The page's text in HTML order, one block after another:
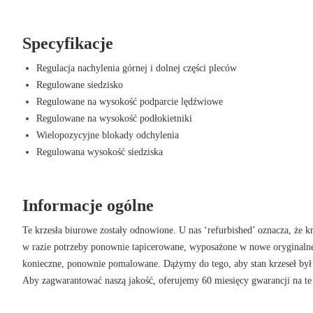
który wydaje się jak nowy. Wysokiej jakości materiały stosowane przez
sposób wnosisz do swojego domu nie tylko komfortowy, ale także
Zalety krzesła biurowego Steelcase Leap
Elastyczne oparcie łatwo podąża za Twoimi ruchami, zapewniając
Podparcie lędźwiowe odciąża dolną część pleców i zapobiega
Kup Steelcase Leap V1
Czy jesteś gotowy, aby przenieść swoje miejsce pracy na wyższy
takim razie wybierz Steelcase Leap V1 i przekonaj się, jak dobre
Offeco korzystasz z fachowego doradztwa, doskonałej obsługi i 60
przyjemnością pomożemy Ci stworzyć zdrowe i zrównoważone
Specyfikacje
Regulacja nachylenia górnej i dolnej części pleców
Regulowane siedzisko
Regulowane na wysokość podparcie lędźwiowe
Regulowane na wysokość podłokietniki
Wielopozycyjne blokady odchylenia
Regulowana wysokość siedziska
Informacje ogólne
Te krzesła biurowe zostały odnowione. U nas ‘refurbished’ oznacza, że
w razie potrzeby ponownie tapicerowane, wyposażone w nowe
konieczne, ponownie pomalowane. Dążymy do tego, aby stan krzeseł
Aby zagwarantować naszą jakość, oferujemy 60 miesięcy gwarancji na te